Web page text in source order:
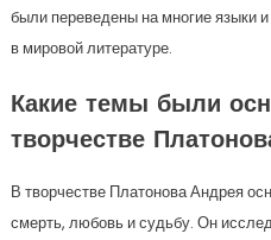
были переведены на многие языки
в мировой литературе.
Какие темы были
творчестве
В творчестве Платонова Андрея
смерть, любовь и судьбу. Он